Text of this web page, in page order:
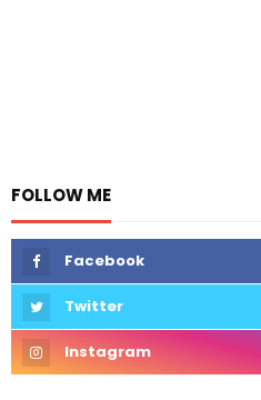
FOLLOW ME
Facebook
Twitter
Instagram